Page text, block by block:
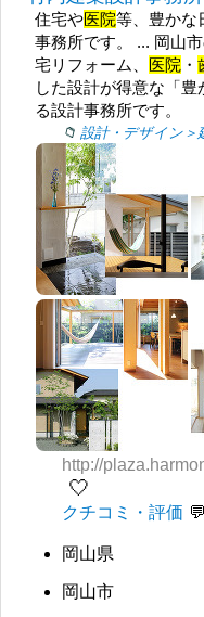
住宅や医院等、豊かな
事務所です。 ... 岡山
宅リフォーム、 医院 ・
した設計が得意な「
る設計事務所です。
設計・デザイン＞
http://
🤍
クチコミ・評価
岡山県
岡山市